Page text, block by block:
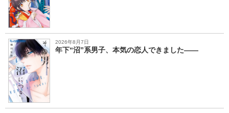
2026年8月7日
年下“沼”系男子、本気の恋人できました――